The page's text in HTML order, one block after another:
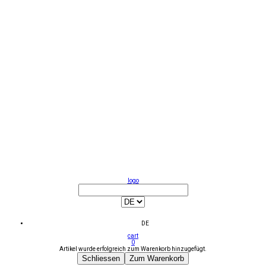
logo
DE
cart
0
Artikel wurde erfolgreich zum Warenkorb hinzugefügt.
Schliessen Zum Warenkorb